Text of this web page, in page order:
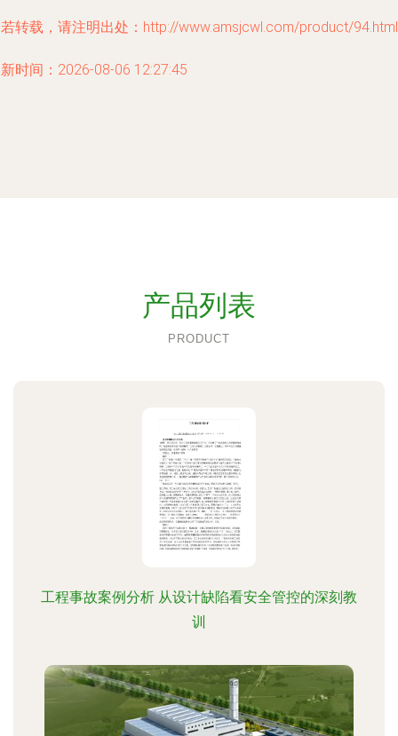
转载，请注明出处：http://www.amsjcwl.com/product/94.html
时间：2026-08-06 12:27:45
产品列表
PRODUCT
工程事故案例分析 从设计缺陷看安全管控的深刻教
训